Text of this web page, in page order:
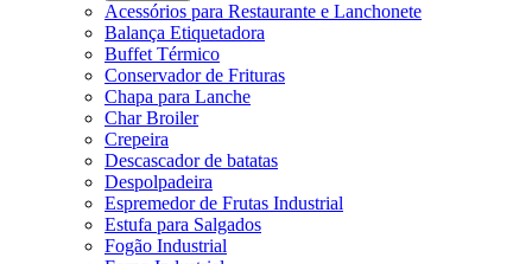
Acessórios para Restaurante e Lanchonete
Balança Etiquetadora
Buffet Térmico
Conservador de Frituras
Chapa para Lanche
Char Broiler
Crepeira
Descascador de batatas
Despolpadeira
Espremedor de Frutas Industrial
Estufa para Salgados
Fogão Industrial